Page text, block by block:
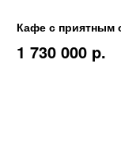
Кафе с приятным
1 730 000 p.